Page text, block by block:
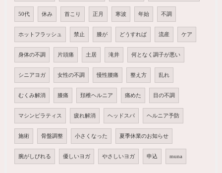
50代 休み 首こり 正月 寒波 年始 不調
ホットフラッシュ 禁止 膝が どうすれば 流産 ケア
身体の不調 片頭痛 土居 滝井 何となく調子が悪い
シニアヨガ 女性の不調 慢性腰痛 整え方 乱れ
むくみ解消 膝痛 頚椎ヘルニア 痛めた 目の不調
マシンピラティス 疲れ解消 ヘッドスパ ヘルニア予防
施術 骨盤調整 小さくなった 夏季休業のお知らせ
腕がしびれる 優しいヨガ やさしいヨガ 申込 muna